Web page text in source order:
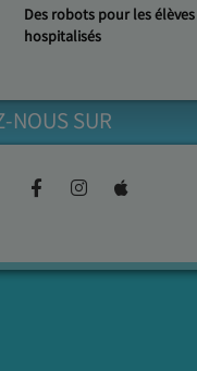
Des robots pour les élèves
hospitalisés
NOUS SUR